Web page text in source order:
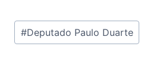
Tags
do
#Deputado Paulo Duarte